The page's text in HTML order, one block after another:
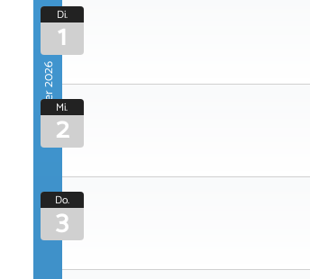
September 2026
Di.
1
Mi.
2
Do.
3